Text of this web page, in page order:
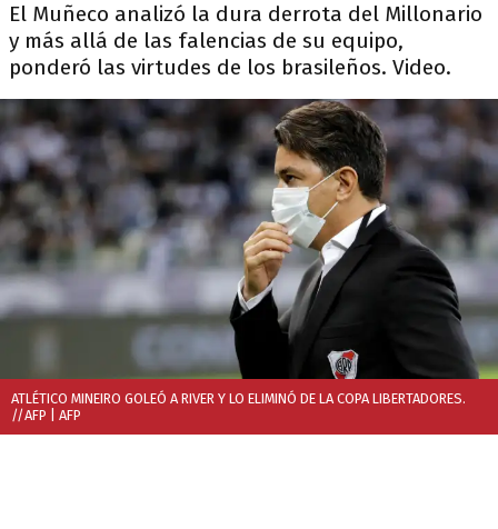
El Muñeco analizó la dura derrota del Millonario
y más allá de las falencias de su equipo,
ponderó las virtudes de los brasileños. Video.
ATLÉTICO MINEIRO GOLEÓ A RIVER Y LO ELIMINÓ DE LA COPA LIBERTADORES.
//AFP | AFP